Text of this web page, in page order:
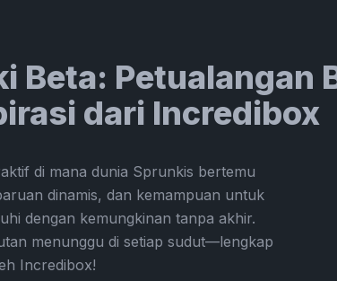
Beta: Petualangan
dari Incredibox
di mana dunia Sprunkis bertemu
dinamis, dan kemampuan untuk
dengan kemungkinan tanpa akhir.
menunggu di setiap sudut—lengkap
Incredibox!